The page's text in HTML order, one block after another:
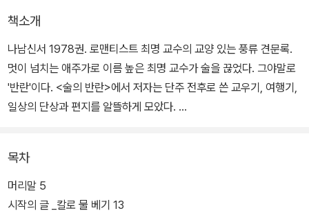
책소개
나남신서 1978권. 로맨티스트 최명 교수의 교양 있는 풍류 견문록.
멋이 넘치는 애주가로 이름 높은 최명 교수가 술을 끊었다. 그야말로
'반란'이다. <술의 반란>에서 저자는 단주 전후로 쓴 교우기, 여행기,
일상의 단상과 편지를 알뜰하게 모았다.
들은 의아하여 술렁이고 의심마저 한다. 술벗들은 괜히 서운하다. 하
지만 주선(酒仙)이 술을 안 마셔도 풍류인들 어디 가랴? 교우기는
정이 넘치고 여행기는 멋이 깊다. 편지는 문장마다 다감하다. 단상에
목차
머리말 5
시작의 글 _칼로 물 베기 13